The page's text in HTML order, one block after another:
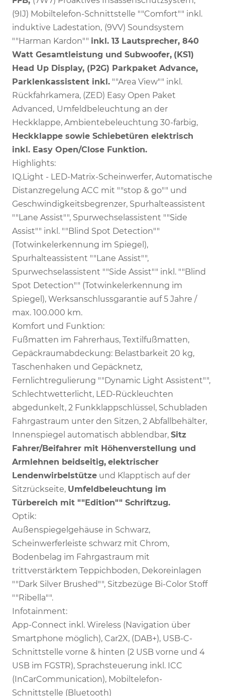
(9IJ) Mobiltelefon-Schnittstelle ""Comfort"" inkl.
induktive Ladestation, (9VV) Soundsystem
""Harman Kardon"" inkl. 13 Lautsprecher, 840
Watt Gesamtleistung und Subwoofer, (KS1)
Head Up Display, (P2G) Parkpaket Advance,
Parklenkassistent inkl. ""Area View"" inkl.
Rückfahrkamera, (ZED) Easy Open Paket
Advanced, Umfeldbeleuchtung an der
Heckklappe, Ambientebeleuchtung 30-farbig,
Heckklappe sowie Schiebetüren elektrisch
inkl. Easy Open/Close Funktion.
Highlights:
IQ.Light - LED-Matrix-Scheinwerfer, Automatische
Distanzregelung ACC mit ""stop & go"" und
Geschwindigkeitsbegrenzer, Spurhalteassistent
""Lane Assist"", Spurwechselassistent ""Side
Assist"" inkl. ""Blind Spot Detection""
(Totwinkelerkennung im Spiegel),
Spurhalteassistent ""Lane Assist"",
Spurwechselassistent ""Side Assist"" inkl. ""Blind
Spot Detection"" (Totwinkelerkennung im
Spiegel), Werksanschlussgarantie auf 5 Jahre /
max. 100.000 km.
Komfort und Funktion:
Fußmatten im Fahrerhaus, Textilfußmatten,
Gepäckraumabdeckung: Belastbarkeit 20 kg,
Taschenhaken und Gepäcknetz,
Fernlichtregulierung ""Dynamic Light Assistent"",
Schlechtwetterlicht, LED-Rückleuchten
abgedunkelt, 2 Funkklappschlüssel, Schubladen
Fahrgastraum unter den Sitzen, 2 Abfallbehälter,
Innenspiegel automatisch abblendbar, Sitz
Fahrer/Beifahrer mit Höhenverstellung und
Armlehnen beidseitig, elektrischer
Lendenwirbelstütze und Klapptisch auf der
Sitzrückseite, Umfeldbeleuchtung im
Türbereich mit ""Edition"" Schriftzug.
Optik:
Außenspiegelgehäuse in Schwarz,
Scheinwerferleiste schwarz mit Chrom,
Bodenbelag im Fahrgastraum mit
trittverstärktem Teppichboden, Dekoreinlagen
""Dark Silver Brushed"", Sitzbezüge Bi-Color Stoff
""Ribella"".
Infotainment:
App-Connect inkl. Wireless (Navigation über
Smartphone möglich), Car2X, (DAB+), USB-C-
Schnittstelle vorne & hinten (2 USB vorne und 4
USB im FGSTR), Sprachsteuerung inkl. ICC
(InCarCommunication), Mobiltelefon-
Schnittstelle (Bluetooth)